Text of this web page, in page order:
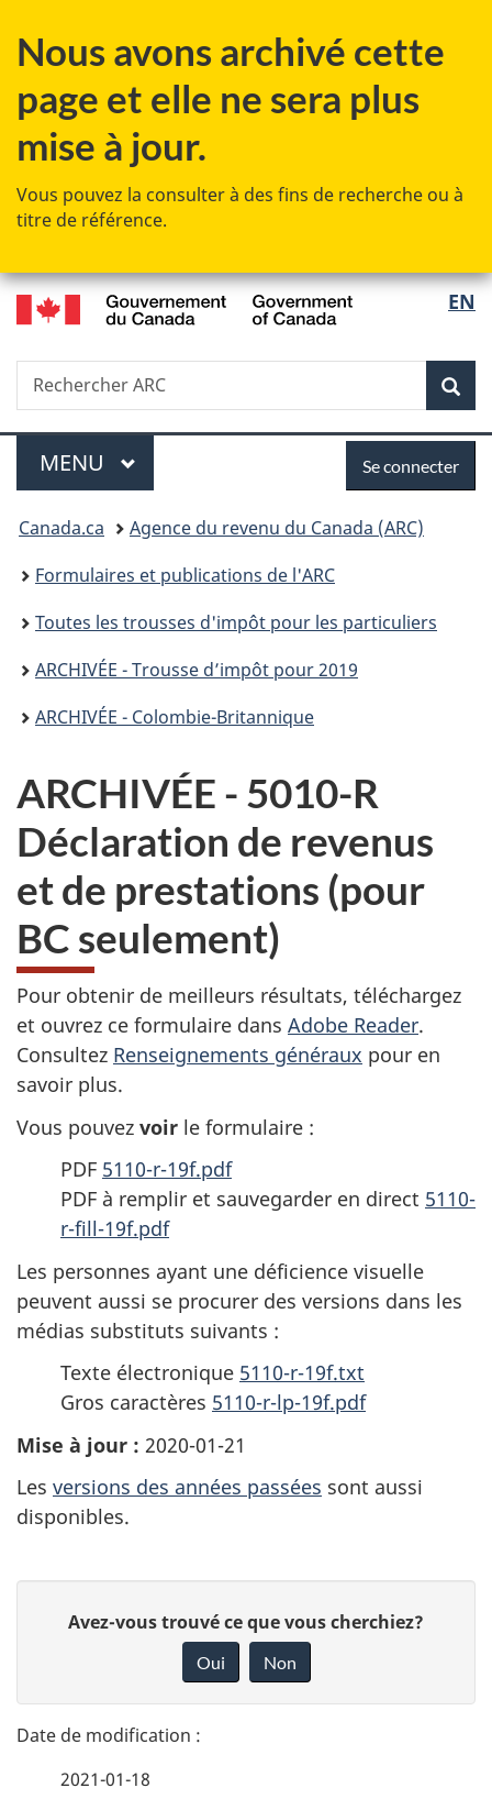
au
principal
à
Au
»
à
version
Nous avons archivé cette
page et elle ne sera plus
mise à jour.
Vous pouvez la consulter à des fins de recherche ou à
titre de référence.
de
la
EN
Recherche
Rechercher
ARC
Menu
MENU PRINCIPAL
connecter
Se connecter
Vous
êtes
ici :
Canada.ca
Agence du revenu du Canada (ARC)
Formulaires et publications de l'ARC
Toutes les trousses d'impôt pour les particuliers
ARCHIVÉE - Trousse d’impôt pour 2019
ARCHIVÉE - Colombie-Britannique
ARCHIVÉE - 5010-R
Déclaration de revenus
et de prestations (pour
BC seulement)
Pour obtenir de meilleurs résultats, téléchargez
et ouvrez ce formulaire dans Adobe Reader.
Consultez Renseignements généraux pour en
savoir plus.
Vous pouvez voir le formulaire :
PDF 5110-r-19f.pdf
PDF à remplir et sauvegarder en direct 5110-
r-fill-19f.pdf
Les personnes ayant une déficience visuelle
peuvent aussi se procurer des versions dans les
médias substituts suivants :
Texte électronique 5110-r-19f.txt
Gros caractères 5110-r-lp-19f.pdf
Mise à jour : 2020-01-21
Les versions des années passées sont aussi
disponibles.
t
a
n
Avez-vous trouvé ce que vous cherchiez?
Oui Non
2021-01-18